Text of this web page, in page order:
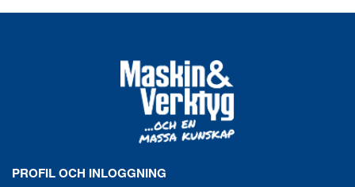
PROFIL OCH INLOGGNING